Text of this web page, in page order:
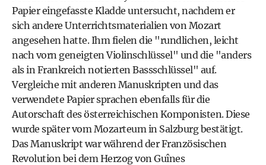
Papier eingefasste Kladde untersucht, nachdem er
sich andere Unterrichtsmaterialien von Mozart
angesehen hatte. Ihm fielen die "rundlichen, leicht
nach vorn geneigten Violinschlüssel" und die "anders
als in Frankreich notierten Bassschlüssel" auf.
Vergleiche mit anderen Manuskripten und das
verwendete Papier sprachen ebenfalls für die
Autorschaft des österreichischen Komponisten. Diese
wurde später vom Mozarteum in Salzburg bestätigt.
Das Manuskript war während der Französischen
Revolution bei dem Herzog von Guînes